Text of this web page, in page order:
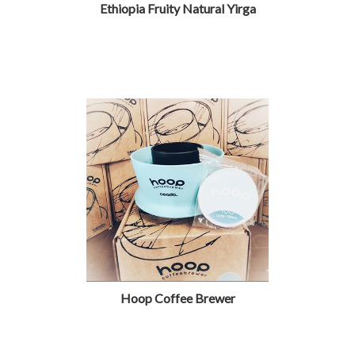
Ethiopia Fruity Natural Yirga
Hoop Coffee Brewer